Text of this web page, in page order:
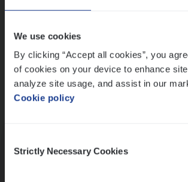
We use cookies
By clicking “Accept all cookies”, you
of cookies on your device to enhance
analyze site usage, and assist in our
Cookie policy
Selection
Strictly Necessary Cookies